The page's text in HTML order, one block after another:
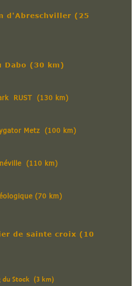
d'Abreschviller (25
Dabo (30 km)
RUST (130 km)
Metz (100 km)
(110 km)
(70 km)
de sainte croix (10
du Stock (3 km)